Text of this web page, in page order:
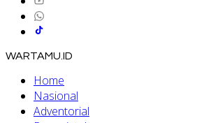
WARTAMU.ID
Home
Nasional
Adventorial